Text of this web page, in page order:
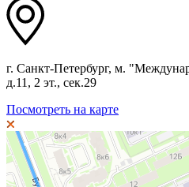
г. Санкт-Петербург, м.
д.11, 2 эт., сек.29
Посмотреть на карте